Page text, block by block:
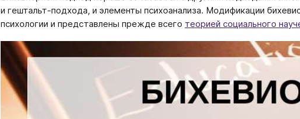
и гештальт-подхода, и элементы психоанализа. Модификации
психологии и представлены прежде всего теорией социального